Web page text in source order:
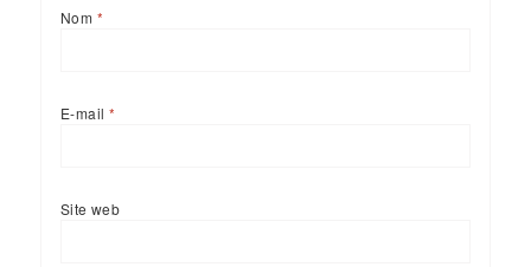
Nom *
E-mail *
Site web